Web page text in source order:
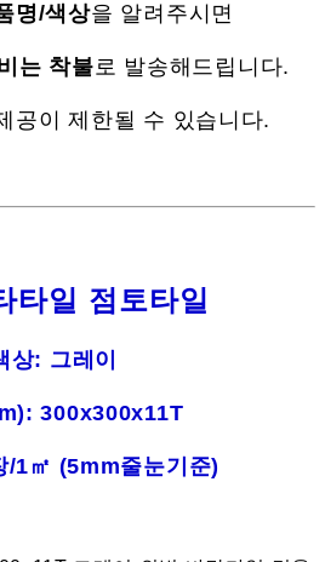
명/색상을 알려주시면
는 착불로 발송해드립니다.
공이 제한될 수 있습니다.
타일 점토타일
상: 그레이
300x300x11T
/1㎡ (5mm줄눈기준)